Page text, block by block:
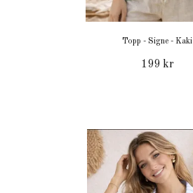
Topp - Signe - Kaki
199 kr